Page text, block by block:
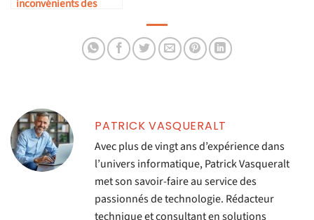
inconvénients des
PATRICK VASQUERALT
Avec plus de vingt ans d’expérience dans
l’univers informatique, Patrick Vasqueralt
met son savoir-faire au service des
passionnés de technologie. Rédacteur
technique et consultant en solutions